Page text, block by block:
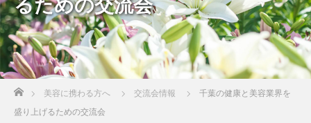
るための交流会
ホーム
美容に携わる方へ 交流会情報
千葉の健康と美容業界を
盛り上げるための交流会